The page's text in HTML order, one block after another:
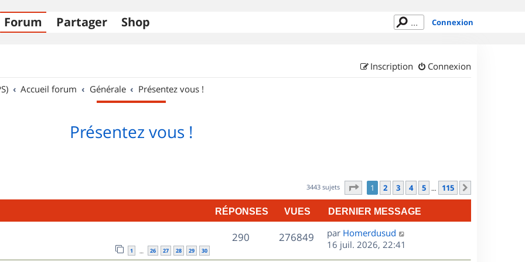
Forum Partager Shop Connexion
Connexion
Inscription
Accueil forum Générale Présentez vous !
Présentez vous !
3443 sujets Page sur115
1 2 3 4 5 … 115
RÉPONSES VUES DERNIER MESSAGE
1 … 26 27 28 29 30
290R
é
276849V
u
D
e
par Homerdusud
16 juil. 2026, 22:41